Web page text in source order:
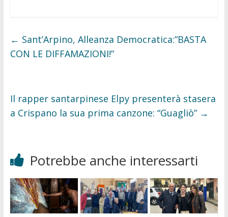
o
k
r
← Sant’Arpino, Alleanza Democratica:”BASTA
CON LE DIFFAMAZIONI!”
Il rapper santarpinese Elpy presenterà stasera
a Crispano la sua prima canzone: “Guagliò” →
Potrebbe anche interessarti